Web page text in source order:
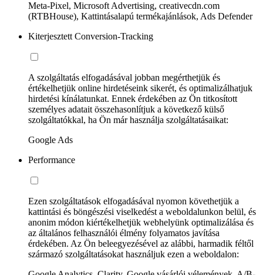
Meta-Pixel, Microsoft Advertising, creativecdn.com
(RTBHouse), Kattintásalapú termékajánlások, Ads Defender
Kiterjesztett Conversion-Tracking
A szolgáltatás elfogadásával jobban megérthetjük és
értékelhetjük online hirdetéseink sikerét, és optimalizálhatjuk
hirdetési kínálatunkat. Ennek érdekében az Ön titkosított
személyes adatait összehasonlítjuk a következő külső
szolgáltatókkal, ha Ön már használja szolgáltatásaikat:
Google Ads
Performance
Ezen szolgáltatások elfogadásával nyomon követhetjük a
kattintási és böngészési viselkedést a weboldalunkon belül, és
anonim módon kiértékelhetjük webhelyünk optimalizálása és
az általános felhasználói élmény folyamatos javítása
érdekében. Az Ön beleegyezésével az alábbi, harmadik féltől
származó szolgáltatásokat használjuk ezen a weboldalon: